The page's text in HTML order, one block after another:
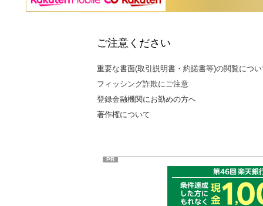
ご注意ください
重要な書面(取引説明書・約諾書等)の閲覧につ
フィッシング詐欺にご注意
登録金融機関にお勤めの方へ
著作権について
PR